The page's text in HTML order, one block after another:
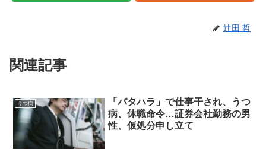
辻田 哲
関連記事
うつ病
「パタハラ」で仕事干され、うつ
病、休職命令…証券会社勤務の男
性、仮処分申し立て